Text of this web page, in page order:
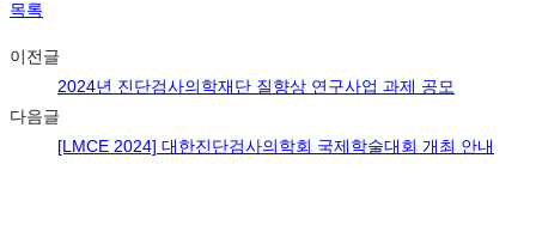
목록
이전글
2024년 진단검사의학재단 질향상 연구사업 과제 공모
다음글
[LMCE 2024] 대한진단검사의학회 국제학술대회 개최 안내